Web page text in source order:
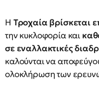
Η Τροχαία βρίσκεται
την κυκλοφορία και
σε εναλλακτικές
καλούνται να
ολοκλήρωση των